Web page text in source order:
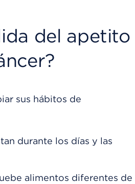
del apetito
sus hábitos de
durante los días y las
alimentos diferentes de